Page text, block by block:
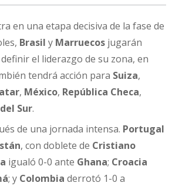
en una etapa decisiva de la fase de
Brasil y Marruecos jugarán
el liderazgo de su zona, en
tendrá acción para Suiza,
, México, República Checa,
Sur.
de una jornada intensa. Portugal
, con doblete de Cristiano
igualó 0-0 ante Ghana; Croacia
; y Colombia derrotó 1-0 a